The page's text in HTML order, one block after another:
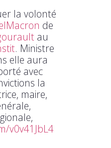
la volonté
de
au
. Ministre
elle aura
avec
la
maire,
v0v41JbL4